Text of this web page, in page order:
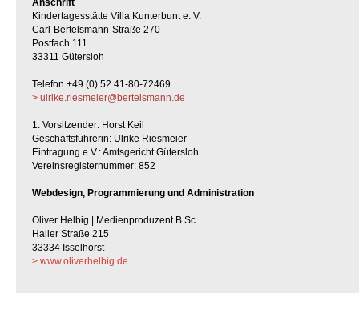
Anschrift
Kindertagesstätte Villa Kunterbunt e. V.
Carl-Bertelsmann-Straße 270
Postfach 111
33311 Gütersloh
Telefon +49 (0) 52 41-80-72469
> ulrike.riesmeier@bertelsmann.de
1. Vorsitzender: Horst Keil
Geschäftsführerin: Ulrike Riesmeier
Eintragung e.V.: Amtsgericht Gütersloh
Vereinsregisternummer: 852
Webdesign, Programmierung und Administration
Oliver Helbig | Medienproduzent B.Sc.
Haller Straße 215
33334 Isselhorst
> www.oliverhelbig.de